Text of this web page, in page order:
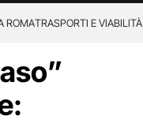
ROMATRASPORTI E VIABILITÀ